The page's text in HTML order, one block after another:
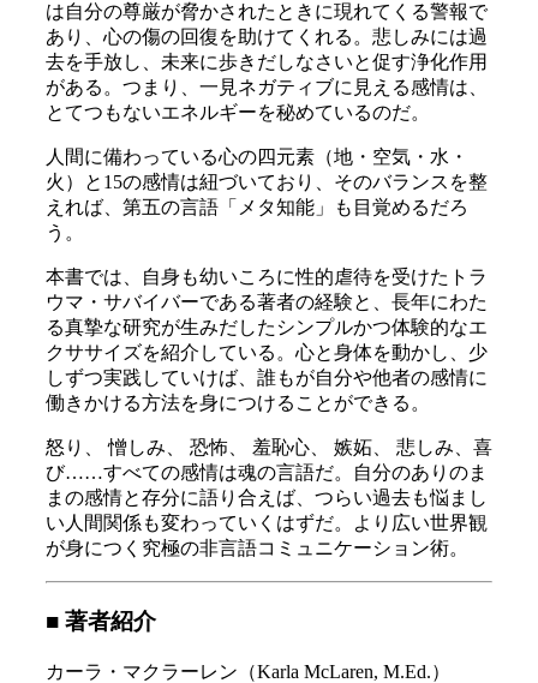
は自分の尊厳が脅かされたときに現れてくる警報で
あり、心の傷の回復を助けてくれる。悲しみには過
去を手放し、未来に歩きだしなさいと促す浄化作用
がある。つまり、一見ネガティブに見える感情は、
とてつもないエネルギーを秘めているのだ。
人間に備わっている心の四元素（地・空気・水・
火）と15の感情は紐づいており、そのバランスを整
えれば、第五の言語「メタ知能」も目覚めるだろ
う。
本書では、自身も幼いころに性的虐待を受けたトラ
ウマ・サバイバーである著者の経験と、長年にわた
る真摯な研究が生みだしたシンプルかつ体験的なエ
クササイズを紹介している。心と身体を動かし、少
しずつ実践していけば、誰もが自分や他者の感情に
働きかける方法を身につけることができる。
怒り、 憎しみ、 恐怖、 羞恥心、 嫉妬、 悲しみ、喜
び……すべての感情は魂の言語だ。自分のありのま
まの感情と存分に語り合えば、つらい過去も悩まし
い人間関係も変わっていくはずだ。より広い世界観
が身につく究極の非言語コミュニケーション術。
■ 著者紹介
カーラ・マクラーレン（Karla McLaren, M.Ed.）